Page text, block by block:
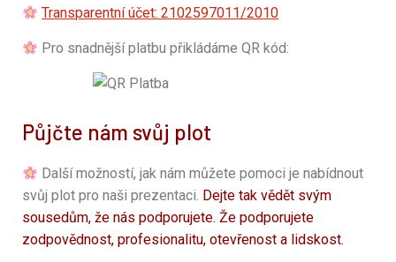
Transparentní účet: 2102597011/2010
Pro snadnější platbu přikládáme QR kód:
Půjčte nám svůj plot
Další možností, jak nám můžete pomoci je nabídnout
svůj plot pro naši prezentaci. Dejte tak vědět svým
sousedům, že nás podporujete. Že podporujete
zodpovědnost, profesionalitu, otevřenost a lidskost.